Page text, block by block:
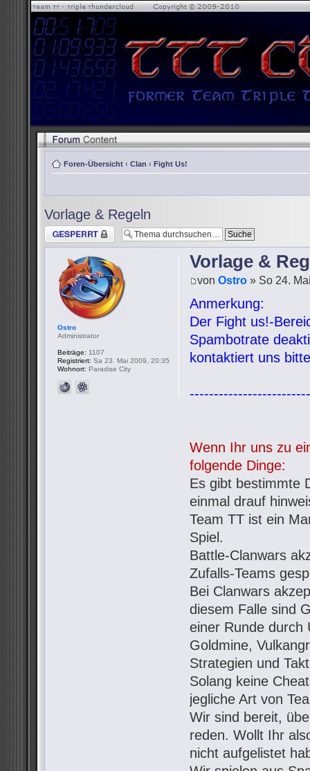
Foren-Übersicht ‹ Clan ‹ Fight Us!
Vorlage & Regeln
Thema gesperrt
Vorlage &
vonOstro » So 24.
Anmerkung:
Der Fight us!-
Spambotrate
kontaktiert uns
Wenn Ihr uns zu
folgende Dinge:
Es gibt bestimmte
einmal drauf
Team TT ist ein
Spiel.
Battle-Clanwars
Zufalls-Teams
Bei Clanwars
diesem Falle sind
einer Runde durch
Goldmine,
Strategien und
Solang keine
jegliche Art von
Wir sind bereit,
reden. Wollt Ihr
nicht aufgelistet
Ostro
Administrator
Beiträge: 1107
Registriert: Sa 23. Mai 2009, 20:35
Wohnort: Paradise City